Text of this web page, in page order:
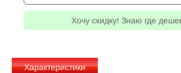
Хочу скидку! Знаю где
Характеристики